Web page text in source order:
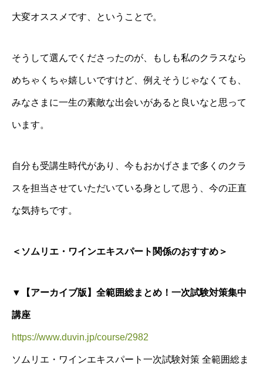
大変オススメです、ということで。
そうして選んでくださったのが、もしも私のクラスなら
めちゃくちゃ嬉しいですけど、例えそうじゃなくても、
みなさまに一生の素敵な出会いがあると良いなと思って
います。
自分も受講生時代があり、今もおかげさまで多くのクラ
スを担当させていただいている身として思う、今の正直
な気持ちです。
＜ソムリエ・ワインエキスパート関係のおすすめ＞
▼【アーカイブ版】全範囲総まとめ！一次試験対策集中
講座
https://www.duvin.jp/course/2982
ソムリエ・ワインエキスパート一次試験対策 全範囲総ま